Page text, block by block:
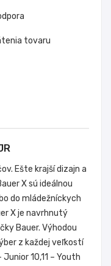
tovaru
Ešte krajší dizajn a
X sú ideálnou
do mládežníckych
X je navrhnutý
Bauer. Výhodou
z každej veľkostí
10,11 – Youth